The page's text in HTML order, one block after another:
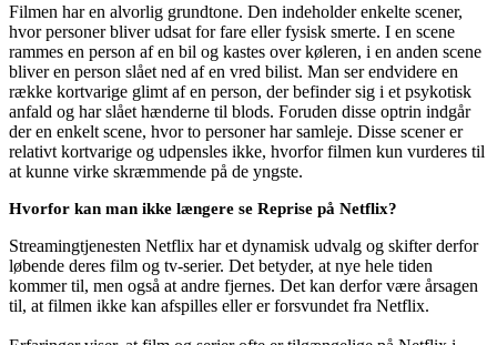
Filmen har en alvorlig grundtone. Den indeholder enkelte scener,
hvor personer bliver udsat for fare eller fysisk smerte. I en scene
rammes en person af en bil og kastes over køleren, i en anden scene
bliver en person slået ned af en vred bilist. Man ser endvidere en
række kortvarige glimt af en person, der befinder sig i et psykotisk
anfald og har slået hænderne til blods. Foruden disse optrin indgår
der en enkelt scene, hvor to personer har samleje. Disse scener er
relativt kortvarige og udpensles ikke, hvorfor filmen kun vurderes til
at kunne virke skræmmende på de yngste.
Hvorfor kan man ikke længere se Reprise på Netflix?
Streamingtjenesten Netflix har et dynamisk udvalg og skifter derfor
løbende deres film og tv-serier. Det betyder, at nye hele tiden
kommer til, men også at andre fjernes. Det kan derfor være årsagen
til, at filmen ikke kan afspilles eller er forsvundet fra Netflix.